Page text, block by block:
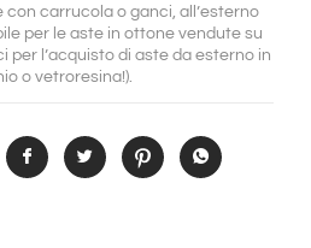
carrucola o ganci, all’esterno
per le aste in ottone vendute su
l’acquisto di aste da esterno in
o vetroresina!).